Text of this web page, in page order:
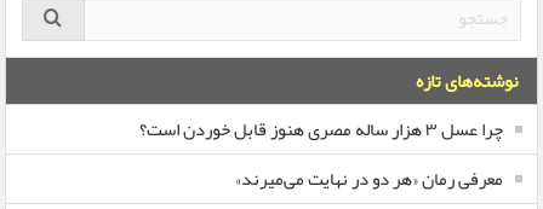
نوشته‌های تازه
چرا عسل ۳ هزار ساله‌ مصری هنوز قابل خوردن است؟
معرفی رمان «هر دو در نهایت می‌میرند»